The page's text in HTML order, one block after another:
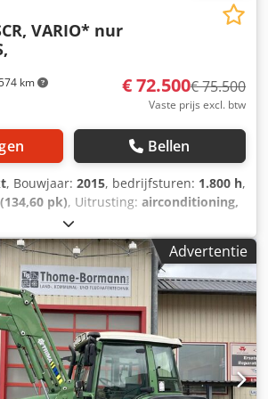
km
VARIO* nur
€ 72.500€ 75.500
Vaste prijs excl. btw
Bellen
, Bouwjaar: 2015, bedrijfsturen: 1.800 h,
pk), Uitrusting: airconditioning,
, BTW (omzetbelasting) kan
Netto verkoopprijs: € 72.500,- Goed
313 Vario / SCR met originele 1.800
staat 1800 uur 1e eigenaar 19%
Bij vragen: Christian Hirsch
we zijn vaak in gesprek met een
* Multifunctionele joystick met
automatische functies,
* Varioterminal 7-A met
voorschakelsysteem * Vario
Advertentie